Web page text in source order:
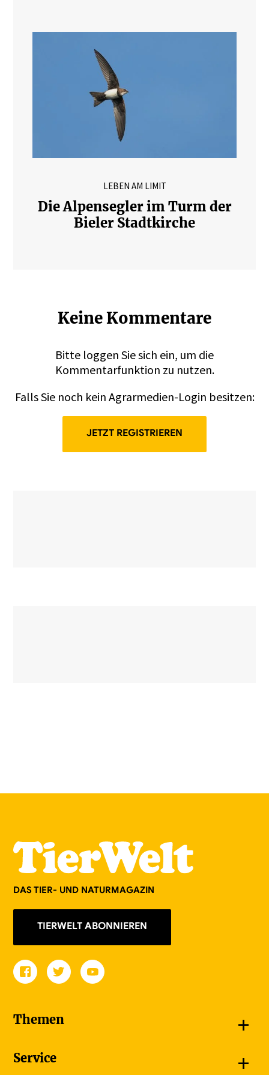
LEBEN AM LIMIT
Die Alpensegler im Turm der
Bieler Stadtkirche
Keine Kommentare
Bitte loggen Sie sich ein, um die
Kommentarfunktion zu nutzen.
Falls Sie noch kein Agrarmedien-Login besitzen:
JETZT REGISTRIEREN
DAS TIER- UND NATURMAGAZIN
TIERWELT ABONNIEREN
Themen +
Goldener Schmetterling
Service +